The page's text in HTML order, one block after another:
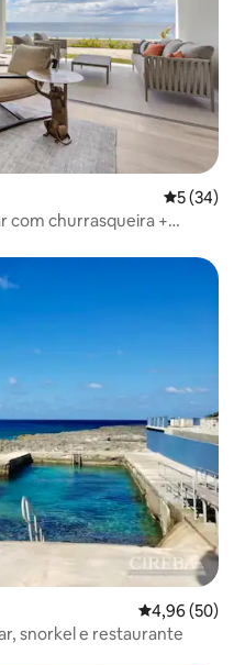
5 de uma
5 (34)
com churrasqueira +
hóspedes
4,96 de uma
4,96 (50)
snorkel e restaurante